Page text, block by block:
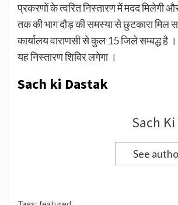
प्रकरणों के त्वरित निस्तारण में मदद मिलेगी और
तक की भाग दौड़ की समस्या से छुटकारा मिल
कार्यालय वाराणसी से कुल 15 जिले सम्बद्ध है
यह निस्तारण शिविर लगेगा ।
Sach ki Dastak
Sach
See